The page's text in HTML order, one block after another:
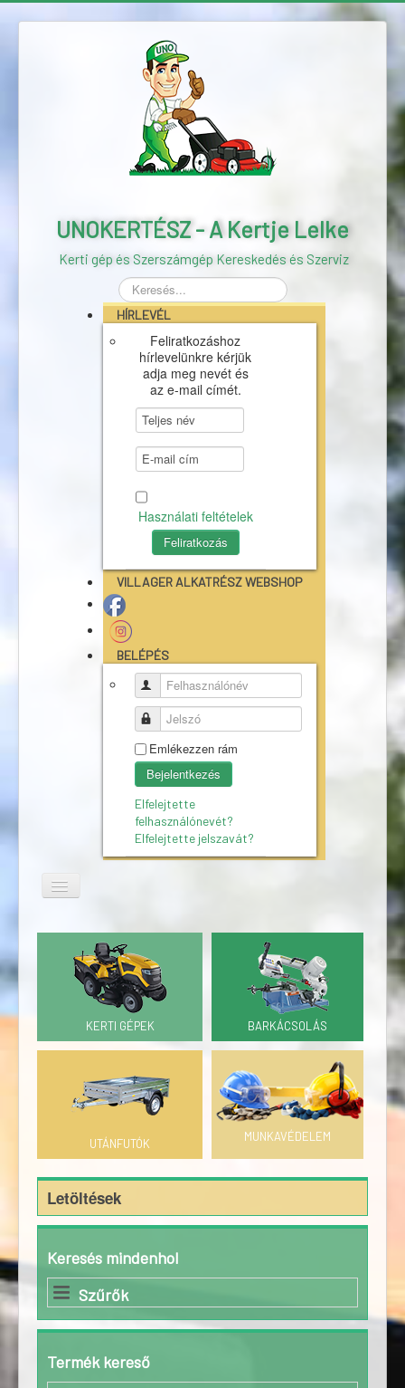
UNOKERTÉSZ - A Kertje Lelke
Kerti gép és Szerszámgép Kereskedés és Szerviz
Keresés...
HÍRLEVÉL
Feliratkozáshoz
hírlevelünkre kérjük
adja meg nevét és
az e-mail címét.
Használati feltételek
VILLAGER ALKATRÉSZ WEBSHOP
BELÉPÉS
Felhasználónév
Jelszó
Emlékezzen rám
Bejelentkezés
Elfelejtette
felhasználónevét?
Elfelejtette jelszavát?
KERTI GÉPEK BARKÁCSOLÁS
UTÁNFUTÓK
MUNKAVÉDELEM
Letöltések
Keresés mindenhol
Szűrők
Termék kereső